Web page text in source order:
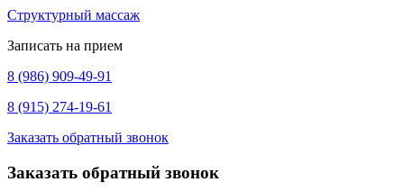
Структурный массаж
Записать на прием
8 (986) 909-49-91
8 (915) 274-19-61
Заказать обратный звонок
Заказать обратный звонок